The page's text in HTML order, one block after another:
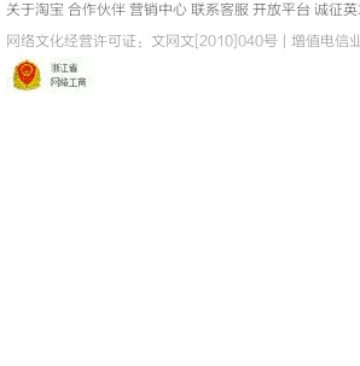
关于淘宝 合作伙伴 营销中心 联系客服 开放平台 诚征
网络文化经营许可证： 文网文[2010]040号 增值电信